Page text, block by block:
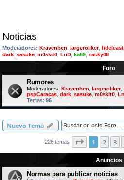
Noticias
Moderadores: Kravenbcn largeroliker,
dark_sasuke m0skit0 LnD ka69 zacky06
Foro
Rumores
Moderadores: Kravenbcn largeroliker,
pspCaracas dark_sasuke m0skit0
Temas: 96
Nuevo Tema
226 temas Página de
1 2 3
Anuncios
Normas para publicar noticias